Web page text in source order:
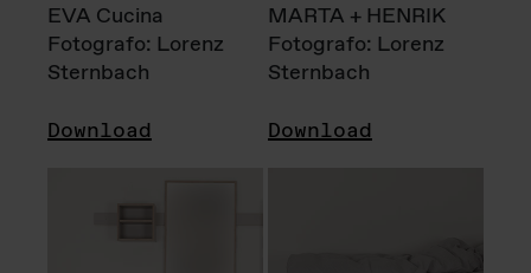
EVA Cucina
Fotografo: Lorenz
Sternbach
Download
MARTA + HENRIK
Fotografo: Lorenz
Sternbach
Download